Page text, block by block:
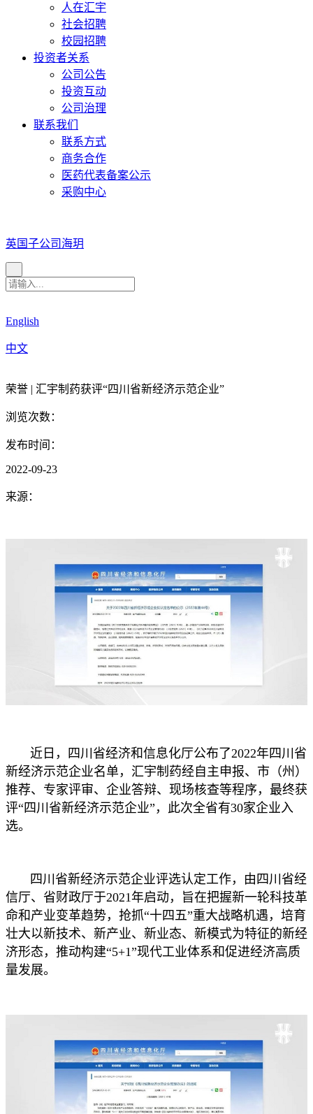
人在汇宇
社会招聘
校园招聘
投资者关系
公司公告
投资互动
公司治理
联系我们
联系方式
商务合作
医药代表备案公示
采购中心
英国子公司海玥
English
中文
荣誉 | 汇宇制药获评“四川省新经济示范企业”
浏览次数：
发布时间：
2022-09-23
来源：
近日，四川省经济和信息化厅公布了2022年四川省
新经济示范企业名单，汇宇制药经自主申报、市（州）
推荐、专家评审、企业答辩、现场核查等程序，最终获
评“四川省新经济示范企业”，此次全省有30家企业入
选。
四川省新经济示范企业评选认定工作，由四川省经
信厅、省财政厅于2021年启动，旨在把握新一轮科技革
命和产业变革趋势，抢抓“十四五”重大战略机遇，培育
壮大以新技术、新产业、新业态、新模式为特征的新经
济形态，推动构建“5+1”现代工业体系和促进经济高质
量发展。